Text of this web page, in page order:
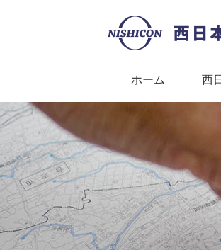
ホーム 西
西日本コントラクトとは？